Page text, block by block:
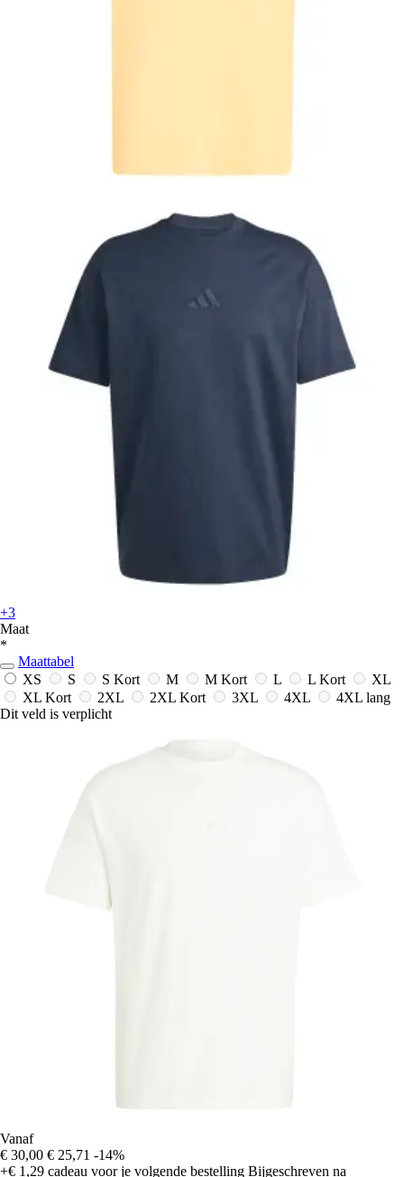
+3
Maat
*
Maattabel
XS
S S Kort M M Kort L L Kort
XL
XL Kort
2XL 2XL Kort 3XL 4XL
4XL lang
Dit veld is verplicht
Vanaf
€ 30,00 € 25,71 -14%
+€ 1,29 cadeau voor je volgende bestelling Bijgeschreven na